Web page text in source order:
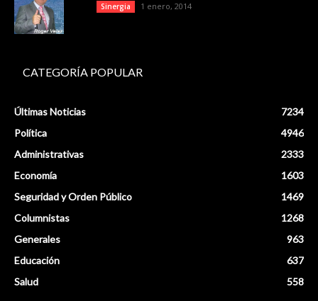
Sinergia 1 enero, 2014
CATEGORÍA POPULAR
Últimas Noticias
7234
Política
4946
Administrativas
2333
Economía
1603
Seguridad y Orden Público
1469
Columnistas
1268
Generales
963
Educación
637
Salud
558